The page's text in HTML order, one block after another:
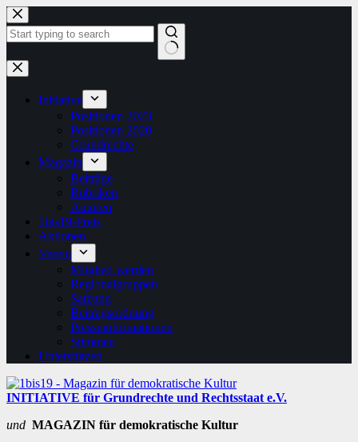
Zum
Inhalt
springen
Keine
Ergebnisse
Initiative
Positionen 2023
Positionen 2020
Grundrechte
Magazin
Beiträge
Rubriken
Autoren
1bis19-Preis
Aktionen
Verein
Mitglied werden
Regionalgruppen
Satzung
Beitragsordnung
Presseinformationen
Stimmen
Unterstützen
INITIATIVE für Grundrechte und Rechtsstaat e.V.
und MAGAZIN für demokratische Kultur